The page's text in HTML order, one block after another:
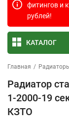
фитингов и
рублей!
КАТАЛОГ
Главная /
Радиатор
1-2000-19
КЗТО